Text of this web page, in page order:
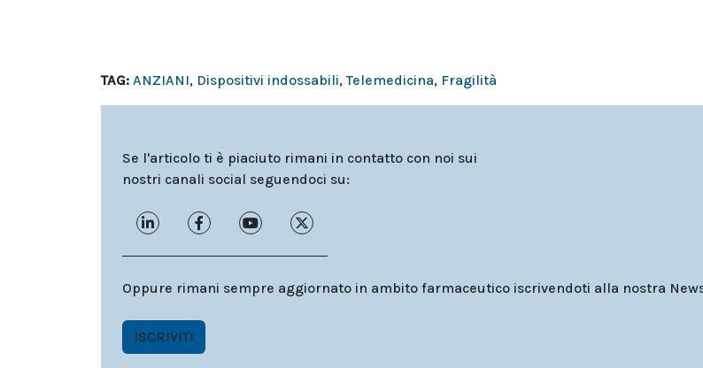
TAG: ANZIANI, Dispositivi indossabili,Telemedicina, Fragilità
Se l'articolo ti è piaciuto rimani in contatto con noi sui
nostri canali social seguendoci su:
Oppure rimani sempre aggiornato in ambito farmaceutico iscrivendoti alla nostra
ISCRIVITI